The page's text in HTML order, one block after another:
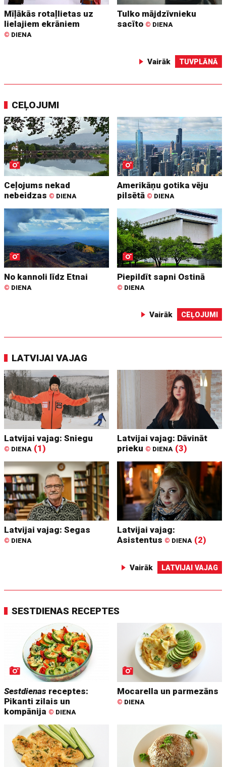
Mīļākās rotaļlietas uz
lielajiem ekrāniem
© DIENA
Tulko mājdzīvnieku
sacīto © DIENA
Vairāk TUVPLĀNĀ
CEĻOJUMI
Ceļojums nekad
nebeidzas © DIENA
Amerikāņu gotika vēju
pilsētā © DIENA
No kannoli līdz Etnai
© DIENA
Piepildīt sapni Ostinā
© DIENA
Vairāk CEĻOJUMI
LATVIJAI VAJAG
Latvijai vajag: Sniegu
© DIENA (1)
Latvijai vajag: Dāvināt
prieku © DIENA (3)
Latvijai vajag: Segas
© DIENA
Latvijai vajag:
Asistentus © DIENA (2)
Vairāk LATVIJAI VAJAG
SESTDIENAS RECEPTES
Sestdienas receptes:
Pikanti zilais un
kompānija © DIENA
Mocarella un parmezāns
© DIENA